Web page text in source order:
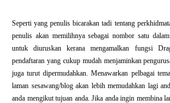
Seperti yang penulis bicarakan tadi tentang
penulis akan memilihnya sebagai nombor satu
untuk diuruskan kerana mengamalkan fungsi
pendaftaran yang cukup mudah menjaminkan
juga turut dipermudahkan. Menawarkan pelbagai
laman sesawang/blog akan lebih memudahkan lagi
anda mengikut tujuan anda. Jika anda ingin membina